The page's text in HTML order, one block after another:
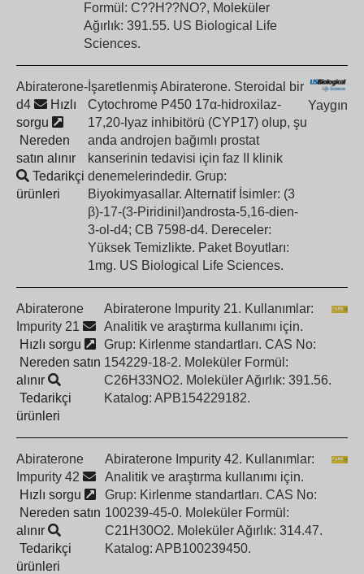
Formül: C??H??NO?, Moleküler
Ağırlık: 391.55. US Biological Life
Sciences.
Abiraterone-
d4
Hızlı
sorgu
Nereden
satın alınır
Tedarikçi
ürünleri
İşaretlenmiş Abiraterone. Steroidal bir
Cytochrome P450 17α-hidroxilaz-
17,20-lyaz inhibitörü (CYP17) olup, şu
anda androjen bağımlı prostat
kanserinin tedavisi için faz II klinik
denemelerindedir. Grup:
Biyokimyasallar. Alternatif İsimler: (3
β)-17-(3-Piridinil)androsta-5,16-dien-
3-ol-d4; CB 7598-d4. Dereceler:
Yüksek Temizlikte. Paket Boyutları:
1mg. US Biological Life Sciences.
Yaygın
Abiraterone
Impurity 21
Hızlı sorgu
Nereden satın
alınır
Tedarikçi
ürünleri
Abiraterone Impurity 21. Kullanımlar:
Analitik ve araştırma kullanımı için.
Grup: Kirlenme standartları. CAS No:
154229-18-2. Moleküler Formül:
C26H33NO2. Moleküler Ağırlık: 391.56.
Katalog: APB154229182.
Abiraterone
Impurity 42
Hızlı sorgu
Nereden satın
alınır
Tedarikçi
ürünleri
Abiraterone Impurity 42. Kullanımlar:
Analitik ve araştırma kullanımı için.
Grup: Kirlenme standartları. CAS No:
100239-45-0. Moleküler Formül:
C21H30O2. Moleküler Ağırlık: 314.47.
Katalog: APB100239450.